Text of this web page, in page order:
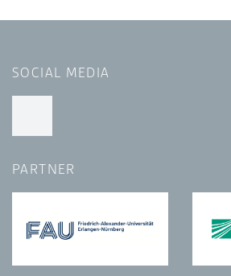
SOCIAL MEDIA
PARTNER